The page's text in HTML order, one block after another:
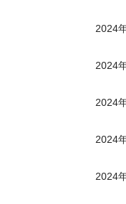
2024
2024
2024
2024
2024